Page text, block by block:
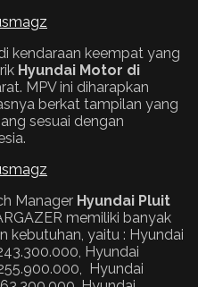
kendaraan keempat yang
Hyundai Motor di
MPV ini diharapkan
berkat tampilan yang
sesuai dengan
Manager Hyundai Pluit
memiliki banyak
kebutuhan, yaitu : Hyundai
Hyundai
Hyundai